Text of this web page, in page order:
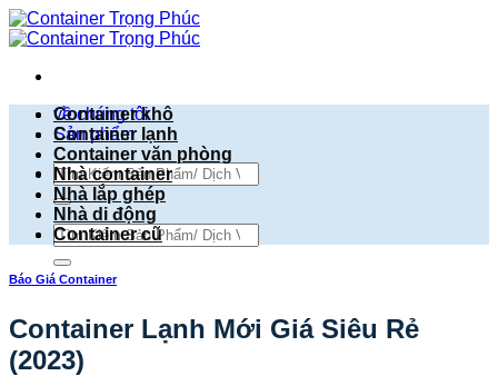
Bỏ
qua
dung
về chúng tôi
Sản phẩm
Tìm
kiếm:
Tìm
kiếm:
Container khô
Container lạnh
Container văn phòng
Nhà container
Nhà lắp ghép
Nhà di động
Container cũ
Báo Giá Container
Container Lạnh Mới Giá Siêu Rẻ
(2023)